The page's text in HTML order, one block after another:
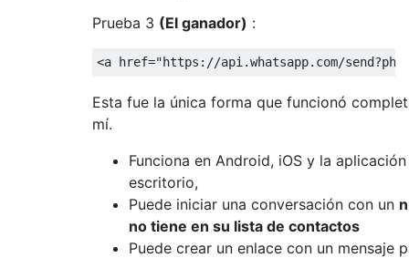
Prueba 3 (El ganador) :
<a href="https://api.whatsapp.com/
Esta fue la única forma que funcionó
mí.
Funciona en Android, iOS y la
escritorio,
Puede iniciar una conversación con un
no tiene en su lista de contactos
Puede crear un enlace con un mensaje